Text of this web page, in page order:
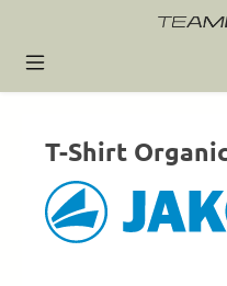
Zum Hauptinhalt springen
T-Shirt